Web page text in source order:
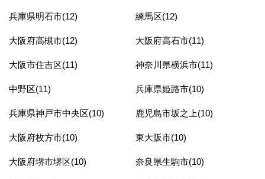
兵庫県明石市(12) 練馬区(12)
大阪府高槻市(12) 大阪府高石市(11)
大阪市住吉区(11) 神奈川県横浜市(11)
中野区(11) 兵庫県姫路市(10)
兵庫県神戸市中央区(10) 鹿児島市坂之上(10)
大阪府枚方市(10) 東大阪市(10)
大阪府堺市堺区(10) 奈良県生駒市(10)